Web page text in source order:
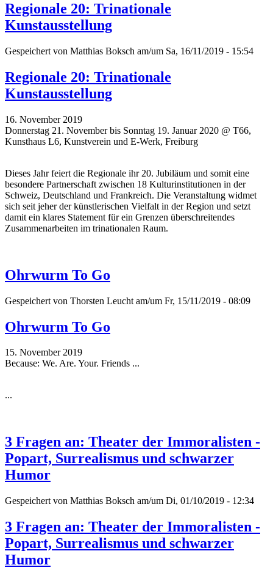
Regionale 20: Trinationale
Kunstausstellung
Gespeichert von Matthias Boksch am/um Sa, 16/11/2019 - 15:54
Regionale 20: Trinationale
Kunstausstellung
16. November 2019
Donnerstag 21. November bis Sonntag 19. Januar 2020 @ T66,
Kunsthaus L6, Kunstverein und E-Werk, Freiburg
Dieses Jahr feiert die Regionale ihr 20. Jubiläum und somit eine
besondere Partnerschaft zwischen 18 Kulturinstitutionen in der
Schweiz, Deutschland und Frankreich. Die Veranstaltung widmet
sich seit jeher der künstlerischen Vielfalt in der Region und setzt
damit ein klares Statement für ein Grenzen überschreitendes
Zusammenarbeiten im trinationalen Raum.
Ohrwurm To Go
Gespeichert von Thorsten Leucht am/um Fr, 15/11/2019 - 08:09
Ohrwurm To Go
15. November 2019
Because: We. Are. Your. Friends ...
...
3 Fragen an: Theater der Immoralisten -
Popart, Surrealismus und schwarzer
Humor
Gespeichert von Matthias Boksch am/um Di, 01/10/2019 - 12:34
3 Fragen an: Theater der Immoralisten -
Popart, Surrealismus und schwarzer
Humor